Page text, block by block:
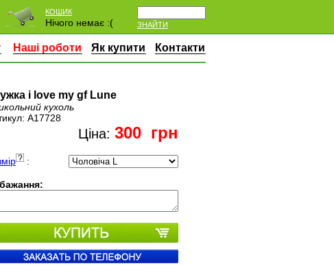
ЗНАЙТИ
КОШИК
Нічого немає :(
Наші роботи Як купити Контакти
i love my gf Lune
кухоль
A17728
Ціна: 300 грн
: